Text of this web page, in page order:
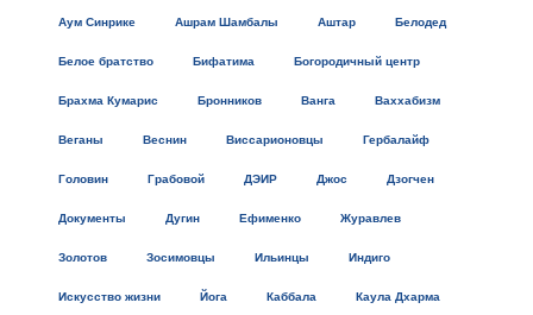
Аум Синрике Ашрам Шамбалы Аштар Белодед
Белое братство Бифатима Богородичный центр
Брахма Кумарис Бронников Ванга Ваххабизм
Веганы Веснин Виссарионовцы Гербалайф
Головин Грабовой ДЭИР Джос Дзогчен
Документы Дугин Ефименко Журавлев
Золотов Зосимовцы Ильинцы Индиго
Искусство жизни Йога Каббала Каула Дхарма